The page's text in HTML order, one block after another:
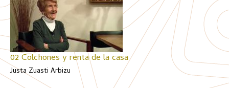
02 Colchones y renta de la casa
Justa Zuasti Arbizu